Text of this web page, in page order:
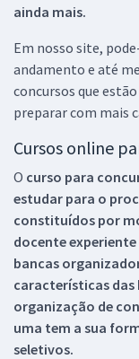
ainda mais.
Em nosso site,
andamento e até
concursos que
preparar com mais
Cursos online
O curso para
estudar para o
constituídos por
docente
bancas
características das
organização de
uma tem a sua
seletivos.